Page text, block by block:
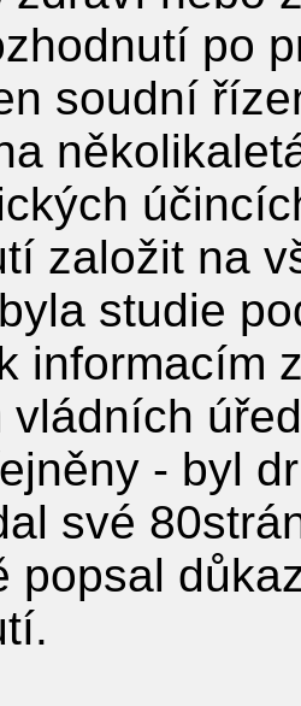
po
soudní
založit na
studie
informacím
vládních
- byl
své
popsal